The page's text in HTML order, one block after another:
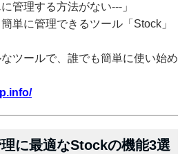
管理する方法がない---」
単に管理できるツール「Stock」
ツールで、誰でも簡単に使い始め
に最適なStockの機能3選